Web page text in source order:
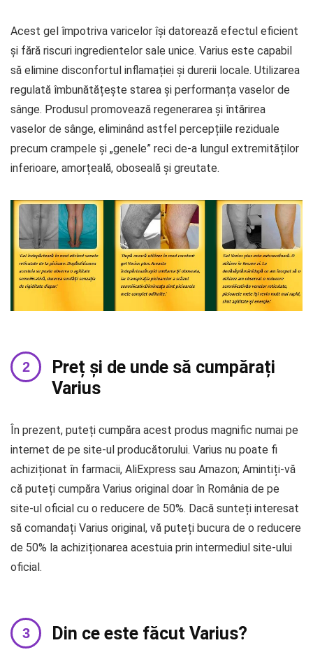
Acest gel împotriva varicelor își datorează efectul eficient
și fără riscuri ingredientelor sale unice. Varius este capabil
să elimine disconfortul inflamației și durerii locale. Utilizarea
regulată îmbunătățește starea și performanța vaselor de
sânge. Produsul promovează regenerarea și întărirea
vaselor de sânge, eliminând astfel percepțiile reziduale
precum crampele și „genele” reci de-a lungul extremităților
inferioare, amorțeală, oboseală și greutate.
Preț și de unde să cumpărați
Varius
În prezent, puteți cumpăra acest produs magnific numai pe
internet de pe site-ul producătorului. Varius nu poate fi
achiziționat în farmacii, AliExpress sau Amazon; Amintiți-vă
că puteți cumpăra Varius original doar în România de pe
site-ul oficial cu o reducere de 50%. Dacă sunteți interesat
să comandați Varius original, vă puteți bucura de o reducere
de 50% la achiziționarea acestuia prin intermediul site-ului
oficial.
Din ce este făcut Varius?